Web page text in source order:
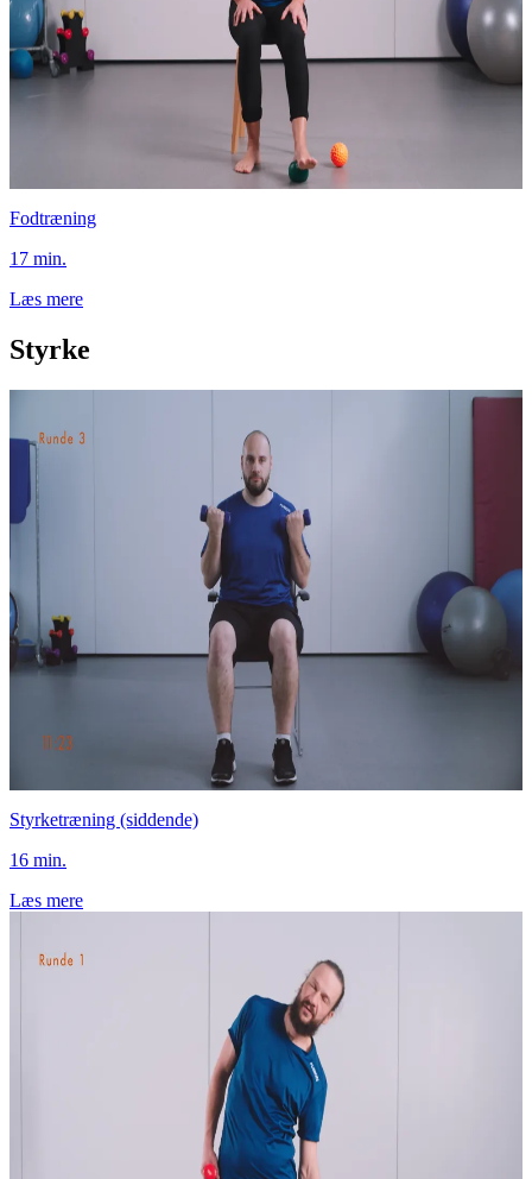
Fodtræning
17 min.
Læs mere
Styrke
Styrketræning (siddende)
16 min.
Læs mere